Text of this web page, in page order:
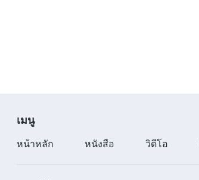
เมนู
หน้าหลัก หนังสือ วิดีโอ